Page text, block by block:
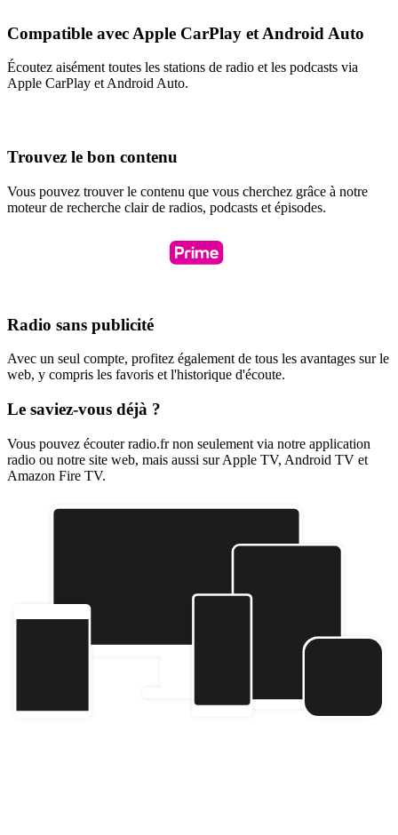
Compatible avec Apple CarPlay et Android Auto
Écoutez aisément toutes les stations de radio et les podcasts via
Apple CarPlay et Android Auto.
Trouvez le bon contenu
Vous pouvez trouver le contenu que vous cherchez grâce à notre
moteur de recherche clair de radios, podcasts et épisodes.
Radio sans publicité
Avec un seul compte, profitez également de tous les avantages sur le
web, y compris les favoris et l'historique d'écoute.
Le saviez-vous déjà ?
Vous pouvez écouter radio.fr non seulement via notre application
radio ou notre site web, mais aussi sur Apple TV, Android TV et
Amazon Fire TV.